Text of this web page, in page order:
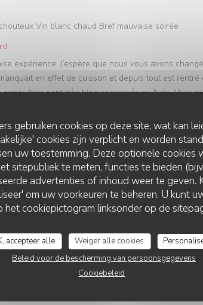
gebruiken cookies op deze site, wat kan
cookies zijn verplicht en worden
uw toestemming. Deze optionele cookies
sitepubliek te meten, functies te bieden
advertenties of inhoud weer te geven.
om uw voorkeuren te beheren. U kunt
cookiepictogram linksonder op de
accepteer alle Weiger alle cookies
Beleid voor de bescherming van persoonsgegevens
Cookiebeleid
Vin blanc chaud Bref mauvaise soirée
expérience. J’espère que nous vous avons
en effet de cuisson et depuis tout est rentré
frais sont très bien conservés au frais. Vous
reviendrez. Bien à vous, Charles Innocenti
Service: 5/5 Atmosfeer:5/5 Keuken: 5/5
bouclés) est toujours attentifs aux enfants et
Les enfants adorent, les adultes aussi.